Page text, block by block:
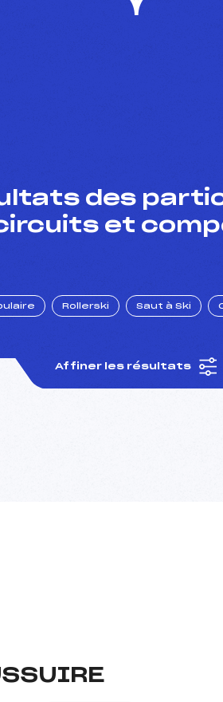
des
et
Rollerski Saut à Ski
Affiner les résultats